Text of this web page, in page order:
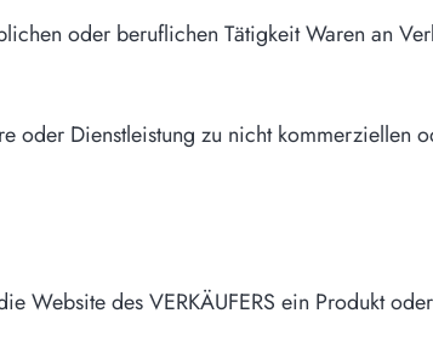
oder beruflichen Tätigkeit Waren an
oder Dienstleistung zu nicht
Website des VERKÄUFERS ein Produkt